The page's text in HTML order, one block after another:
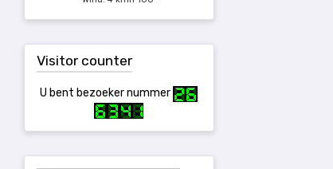
Visitor counter
U bent bezoeker nummer